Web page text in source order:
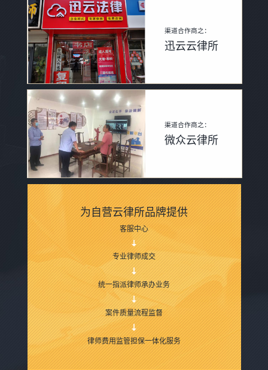
渠道合作商之：
迅云云律所
渠道合作商之：
微众云律所
为自营云律所品牌提供
客服中心
专业律师成交
统一指派律师承办业务
案件质量流程监督
律师费用监管担保一体化服务